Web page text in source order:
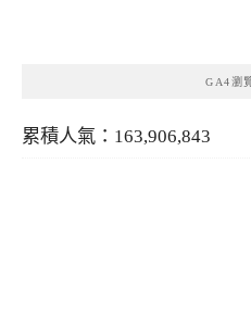
GA4瀏
累積人氣：163,906,843